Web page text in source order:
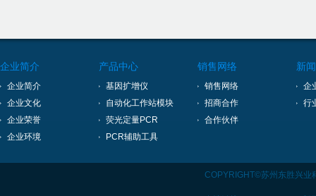
企业简介
企业简介
企业文化
企业荣誉
企业环境
产品中心
基因扩增仪
自动化工作站模块
荧光定量PCR
PCR辅助工具
销售网络
销售网络
招商合作
合作伙伴
新
企
行
COPYRIGHT©苏州东胜兴业